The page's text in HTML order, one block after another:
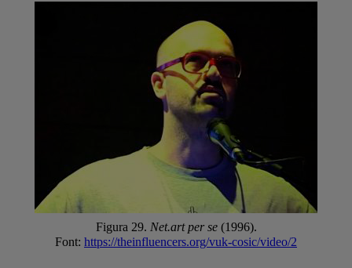
Figura 29. Net.art per se(1996).
Font: https://theinfluencers.org/vuk-cosic/video/2